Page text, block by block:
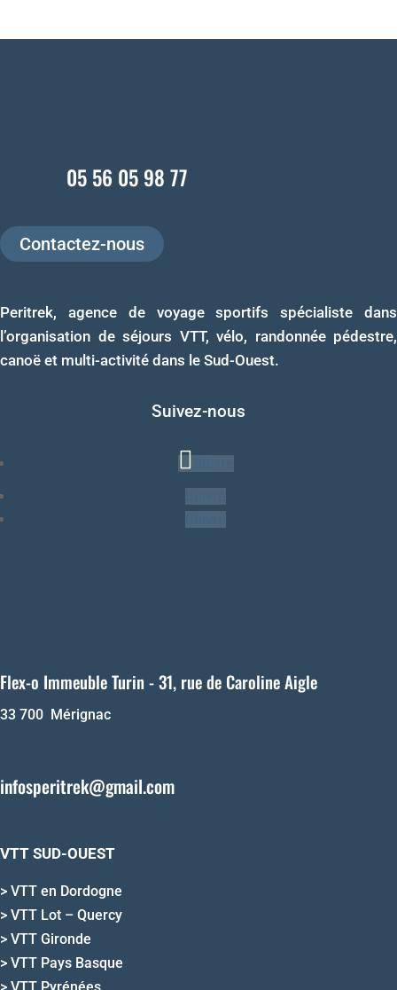
05 56 05 98 77
Contactez-nous
Peritrek, agence de voyage sportifs spécialiste dans
l’organisation de séjours VTT, vélo, randonnée pédestre,
canoë et multi-activité dans le Sud-Ouest.
Suivez-nous
Flex-o Immeuble Turin - 31, rue de Caroline Aigle
33 700 Mérignac
infosperitrek@gmail.com
VTT SUD-OUEST
> VTT en Dordogne
> VTT Lot – Quercy
> VTT Gironde
> VTT Pays Basque